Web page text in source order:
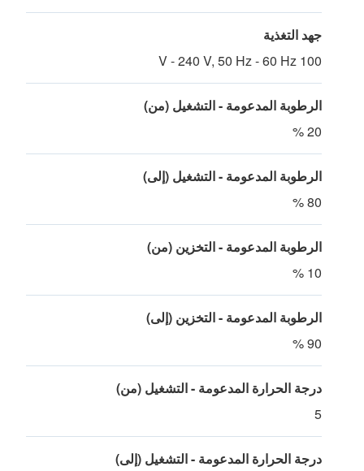
جهد التغذية
100 V - 240 V, 50 Hz - 60 Hz
الرطوبة المدعومة - التشغيل (من)
20 %
الرطوبة المدعومة - التشغيل (إلى)
80 %
الرطوبة المدعومة - التخزين (من)
10 %
الرطوبة المدعومة - التخزين (إلى)
90 %
درجة الحرارة المدعومة - التشغيل (من)
5
درجة الحرارة المدعومة - التشغيل (إلى)